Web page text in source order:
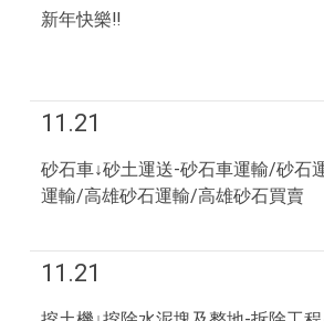
新年快樂‼️
11.21
砂石車↓砂土運送-砂石車運輸/砂石
運輸/高雄砂石運輸/高雄砂石買賣
11.21